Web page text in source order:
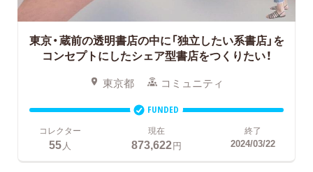
東京・蔵前の透明書店の中に「独立したい系書店」を
コンセプトにしたシェア型書店をつくりたい！
東京都 コミュニティ
FUNDED
コレクター
55 人
現在
873,622円
終了
2024/03/22